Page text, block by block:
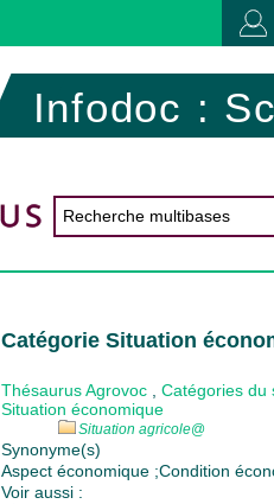
Infodoc :
Catégorie Situation
Thésaurus Agrovoc Catégories du
Situation économique
Situation agricole@
Synonyme(s)
Aspect économique ;Condition
Voir aussi :